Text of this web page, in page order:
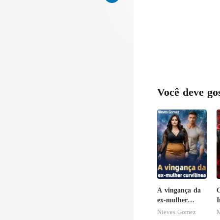
Você deve
A vingança da
ex-mulher
curvilínea
Nieves Gomez